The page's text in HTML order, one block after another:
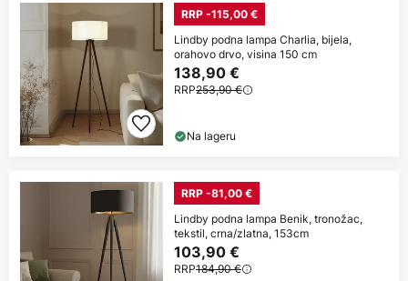
RRP -115,00 €
Lindby podna lampa Charlia, bijela,
orahovo drvo, visina 150 cm
138,90 €
RRP253,90 €
Na lageru
RRP -81,00 €
Lindby podna lampa Benik, tronožac,
tekstil, crna/zlatna, 153cm
103,90 €
RRP184,90 €